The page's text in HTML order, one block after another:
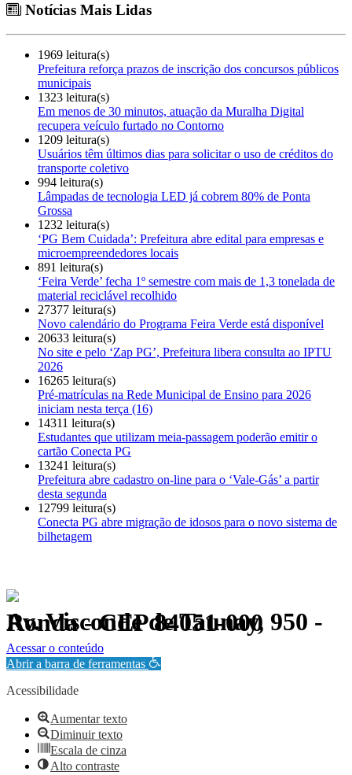
Notícias Mais Lidas
1969 leitura(s)
Prefeitura reforça prazos de inscrição dos concursos públicos
municipais
1323 leitura(s)
Em menos de 30 minutos, atuação da Muralha Digital
recupera veículo furtado no Contorno
1209 leitura(s)
Usuários têm últimos dias para solicitar o uso de créditos do
transporte coletivo
994 leitura(s)
Lâmpadas de tecnologia LED já cobrem 80% de Ponta
Grossa
1232 leitura(s)
‘PG Bem Cuidada’: Prefeitura abre edital para empresas e
microempreendedores locais
891 leitura(s)
‘Feira Verde’ fecha 1º semestre com mais de 1,3 tonelada de
material reciclável recolhido
27377 leitura(s)
Novo calendário do Programa Feira Verde está disponível
20633 leitura(s)
No site e pelo ‘Zap PG’, Prefeitura libera consulta ao IPTU
2026
16265 leitura(s)
Pré-matrículas na Rede Municipal de Ensino para 2026
iniciam nesta terça (16)
14311 leitura(s)
Estudantes que utilizam meia-passagem poderão emitir o
cartão Conecta PG
13241 leitura(s)
Prefeitura abre cadastro on-line para o ‘Vale-Gás’ a partir
desta segunda
12799 leitura(s)
Conecta PG abre migração de idosos para o novo sistema de
bilhetagem
Av. Visconde de Taunay, 950 - Ronda - CEP 84051-000
Política de Privacidade.
Acessar o conteúdo
Abrir a barra de ferramentas
Acessibilidade
Aumentar texto
Diminuir texto
Escala de cinza
Alto contraste